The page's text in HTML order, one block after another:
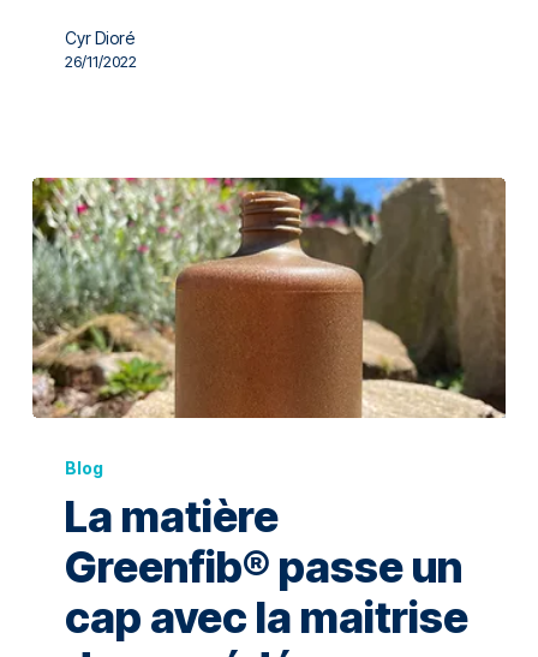
Cyr Dioré
26/11/2022
Blog
La matière
Greenfib® passe un
cap avec la maitrise